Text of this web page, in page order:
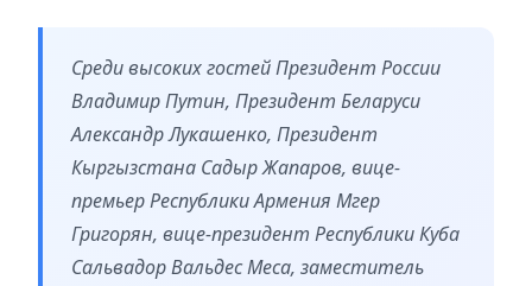
Среди высоких гостей Президент России
Владимир Путин, Президент Беларуси
Александр Лукашенко, Президент
Кыргызстана Садыр Жапаров, вице-
премьер Республики Армения Мгер
Григорян, вице-президент Республики Куба
Сальвадор Вальдес Меса, заместитель